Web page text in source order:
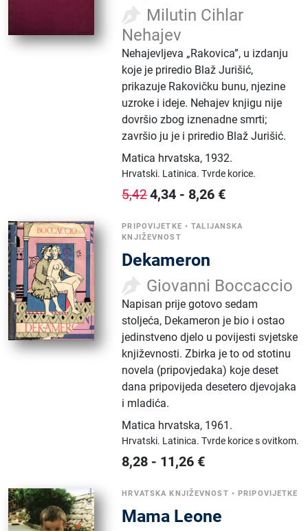
Milutin Cihlar
Nehajev
Nehajevljeva „Rakovica”, u izdanju
koje je priredio Blaž Jurišić,
prikazuje Rakovičku bunu, njezine
uzroke i ideje. Nehajev knjigu nije
dovršio zbog iznenadne smrti;
završio ju je i priredio Blaž Jurišić.
Matica hrvatska, 1932.
Hrvatski. Latinica.Tvrde korice.
5,424,34 - 8,26 €
PRIPOVIJETKE •TALIJANSKA
KNJIŽEVNOST
Dekameron
Giovanni Boccaccio
Napisan prije gotovo sedam
stoljeća, Dekameron je bio i ostao
jedinstveno djelo u povijesti svjetske
književnosti. Zbirka je to od stotinu
novela (pripovjedaka) koje deset
dana pripovijeda desetero djevojaka
i mladića.
Matica hrvatska, 1961.
Hrvatski. Latinica.Tvrde korice s ovitkom.
8,28 - 11,26 €
HRVATSKA KNJIŽEVNOST •PRIPOVIJETKE
Mama Leone